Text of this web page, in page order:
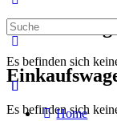
Es befinden sich
Es befinden sich
Suche
nach:
Home